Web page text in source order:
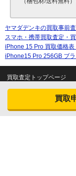
買取
ヤマダデンキの買取事前
スマホ・携帯買取査定・
iPhone 15 Pro 買取価格表
iPhone15 Pro 256GB ブ
買取査定トップページ
タブレット買取査定
スマートウォッチ買取査